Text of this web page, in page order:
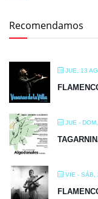
Recomendamos
JUE, 13
JUE -
VIE - SÁB,